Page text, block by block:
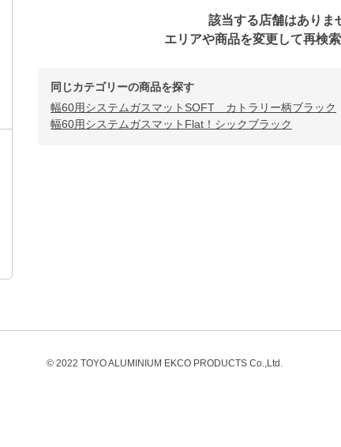
該当する店舗はありま
エリアや商品を変更して再検
同じカテゴリーの商品を探す
幅60用システムガスマットSOFT カトラリー柄ブラック
幅60用システムガスマットFlat！シックブラック
© 2022 TOYO ALUMINIUM EKCO PRODUCTS Co.,Ltd.